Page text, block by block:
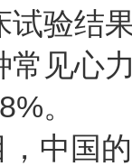
试验结
常见心
。
中国